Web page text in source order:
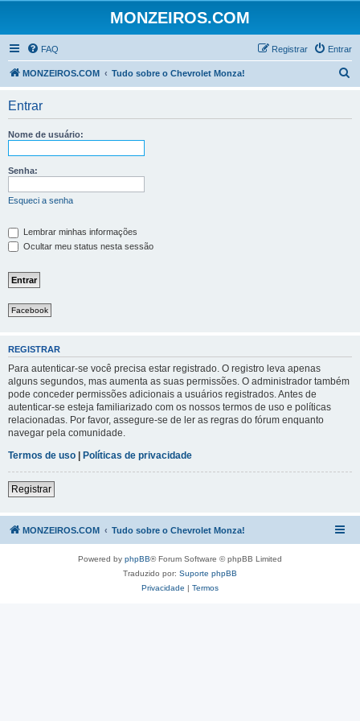
MONZEIROS.COM
FAQ Entrar
Registrar
MONZEIROS.COM Tudo sobre o Chevrolet Monza!
Entrar
Nome de usuário:
Senha:
Esqueci a senha
Lembrar minhas informações
Ocultar meu status nesta sessão
Facebook
REGISTRAR
Para autenticar-se você precisa estar registrado. O registro leva apenas
alguns segundos, mas aumenta as suas permissões. O administrador também
pode conceder permissões adicionais a usuários registrados. Antes de
autenticar-se esteja familiarizado com os nossos termos de uso e políticas
relacionadas. Por favor, assegure-se de ler as regras do fórum enquanto
navegar pela comunidade.
Termos de uso | Políticas de privacidade
Registrar
MONZEIROS.COM Tudo sobre o Chevrolet Monza!
Powered by phpBB® Forum Software © phpBB Limited
Traduzido por: Suporte phpBB
Privacidade | Termos